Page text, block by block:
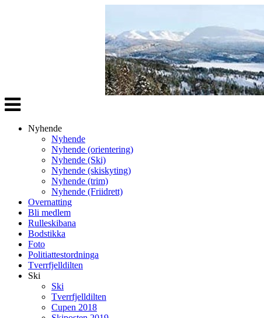
Veksle
navigasjon
Nyhende
Nyhende
Nyhende (orientering)
Nyhende (Ski)
Nyhende (skiskyting)
Nyhende (trim)
Nyhende (Friidrett)
Overnatting
Bli medlem
Rulleskibana
Bodstikka
Foto
Politiattestordninga
Tverrfjelldilten
Ski
Ski
Tverrfjelldilten
Cupen 2018